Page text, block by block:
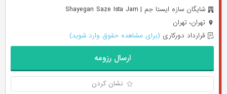
شایگان سازه ایستا جم | Shayegan Saze Ista Jam
تهران، تهران
قرارداد دورکاری (برای مشاهده حقوق وارد شوید)
ارسال رزومه
نشان کردن